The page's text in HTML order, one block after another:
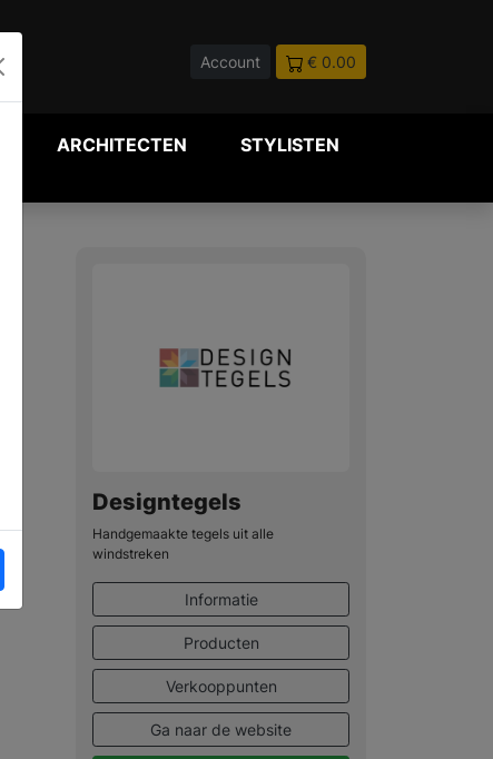
Account € 0.00
ARCHITECTEN STYLISTEN
Designtegels
Handgemaakte tegels uit alle
windstreken
Informatie
Producten
Verkooppunten
Ga naar de website